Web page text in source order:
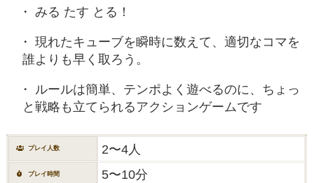
みる たす とる！
現れたキューブを瞬時に数えて、適切なコマを
誰よりも早く取ろう。
ルールは簡単、テンポよく遊べるのに、ちょっ
と戦略も立てられるアクションゲームです
プレイ人数 2〜4人
プレイ時間 5〜10分